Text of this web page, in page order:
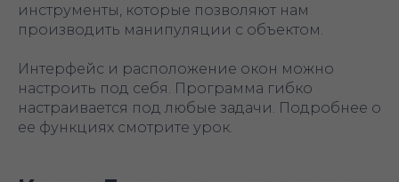
инструменты, которые позволяют нам
производить манипуляции с объектом.
Интерфейс и расположение окон можно
настроить под себя. Программа гибко
настраивается под любые задачи. Подробнее о
ее функциях смотрите урок.